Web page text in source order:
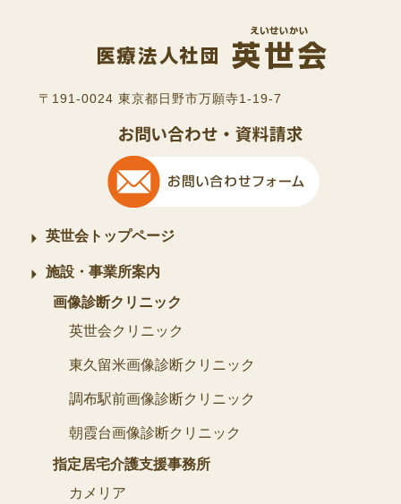
〒191-0024 東京都日野市万願寺1-19-7
英世会トップページ
施設・事業所案内
画像診断クリニック
英世会クリニック
東久留米画像診断クリニック
調布駅前画像診断クリニック
朝霞台画像診断クリニック
指定居宅介護支援事務所
カメリア